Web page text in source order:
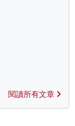
閱讀所有文章